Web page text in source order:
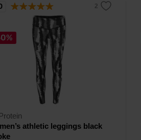
athletic leggings black